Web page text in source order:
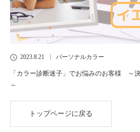
2023.8.21 パーソナルカラー
「カラー診断迷子」でお悩みのお客様 ～
～
トップページに戻る